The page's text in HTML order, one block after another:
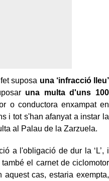
suposa una ‘infracció lleu’
una multa d'uns 100
o conductora enxampat en
i tot s'han afanyat a instar la
al Palau de la Zarzuela.
a l'obligació de dur la ‘L’, i
el carnet de ciclomotor
aquest cas, estaria exempta,